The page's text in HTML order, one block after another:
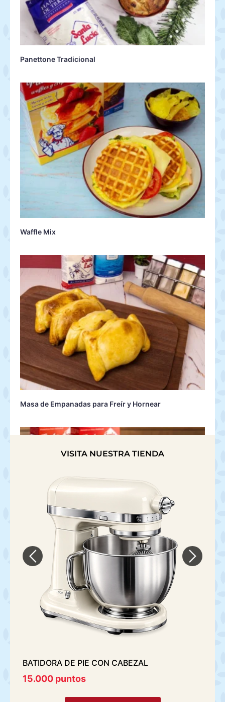
Panettone Tradicional
Waffle Mix
Masa de Empanadas para Freír y Hornear
Torta Ajedrez
VISITA NUESTRA TIENDA
BATIDORA DE PIE CON CABEZAL
15.000 puntos